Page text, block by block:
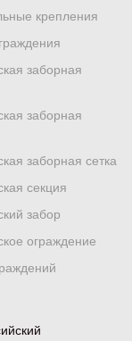
крепления
заборная
заборная
заборная сетка
секция
забор
ограждение